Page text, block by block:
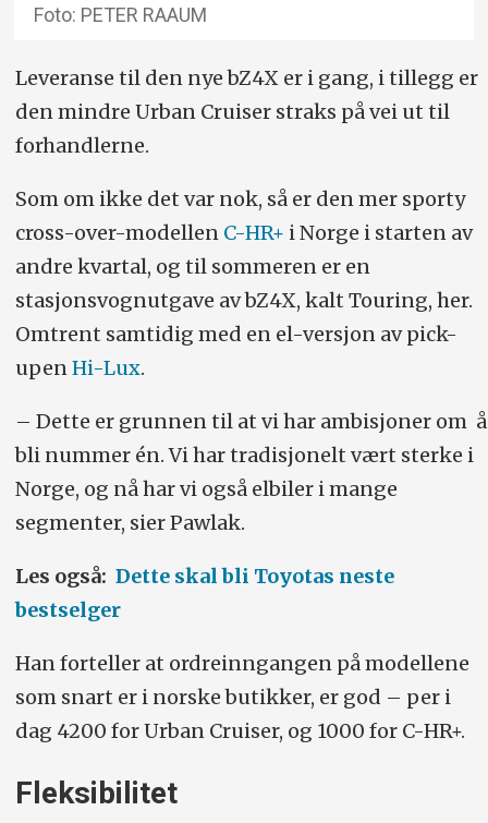
Foto: PETER RAAUM
Leveranse til den nye bZ4X er i gang, i tillegg er
den mindre Urban Cruiser straks på vei ut til
forhandlerne.
Som om ikke det var nok, så er den mer sporty
cross-over-modellenC-HR+ i Norge i starten av
andre kvartal, og til sommeren er en
stasjonsvogn­­utgave av bZ4X, kalt Touring, her.
Omtrent samtidig med en el-versjon av pick-
upenHi-Lux.
– Dette er grunnen til at vi har ambisjoner om å
bli nummer én. Vi har tradisjonelt vært sterke i
Norge, og nå har vi også elbiler i mange
segmenter, sier Pawlak.
Les også: Dette skal bli Toyotas neste
bestselger
Han forteller at ordreinngangen på modellene
som snart er i norske butikker, er god – per i
dag 4200 for Urban Cruiser, og 1000 for C-HR+.
Fleksibilitet